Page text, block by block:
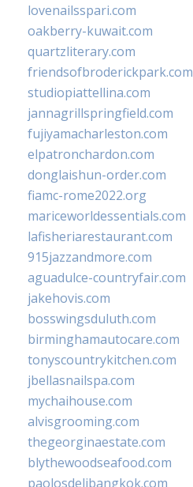
lovenailsspari.com
oakberry-kuwait.com
quartzliterary.com
friendsofbroderickpark.com
studiopiattellina.com
jannagrillspringfield.com
fujiyamacharleston.com
elpatronchardon.com
donglaishun-order.com
fiamc-rome2022.org
mariceworldessentials.com
lafisheriarestaurant.com
915jazzandmore.com
aguadulce-countryfair.com
jakehovis.com
bosswingsduluth.com
birminghamautocare.com
tonyscountrykitchen.com
jbellasnailspa.com
mychaihouse.com
alvisgrooming.com
thegeorginaestate.com
blythewoodseafood.com
paolosdelibangkok.com